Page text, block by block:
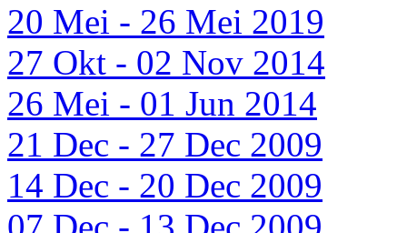
20 Mei - 26 Mei 2019
27 Okt - 02 Nov 2014
26 Mei - 01 Jun 2014
21 Dec - 27 Dec 2009
14 Dec - 20 Dec 2009